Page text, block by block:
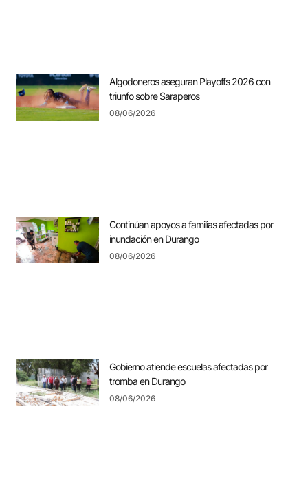
Algodoneros aseguran Playoffs 2026 con
triunfo sobre Saraperos
08/06/2026
Continúan apoyos a familias afectadas por
inundación en Durango
08/06/2026
Gobierno atiende escuelas afectadas por
tromba en Durango
08/06/2026